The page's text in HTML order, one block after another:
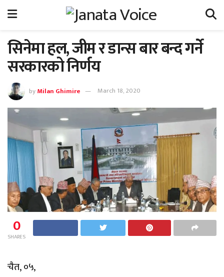
सिनेमा हल, जीम र डान्स बार बन्द गर्ने
सरकारको निर्णय
byMilan Ghimire March 18, 2020
0
SHARES
चैत, ०५,